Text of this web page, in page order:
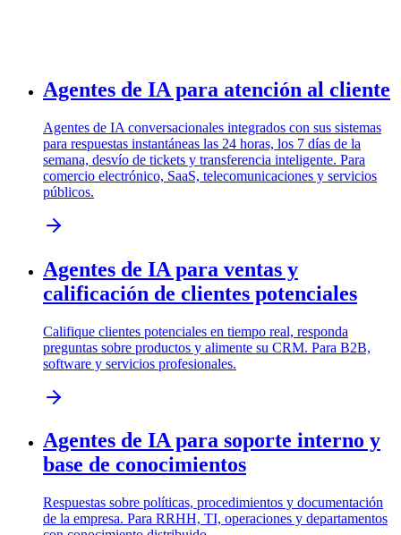
Agentes de IA para atención al cliente
Agentes de IA conversacionales integrados con sus sistemas
para respuestas instantáneas las 24 horas, los 7 días de la
semana, desvío de tickets y transferencia inteligente. Para
comercio electrónico, SaaS, telecomunicaciones y servicios
públicos.
Agentes de IA para ventas y
calificación de clientes potenciales
Califique clientes potenciales en tiempo real, responda
preguntas sobre productos y alimente su CRM. Para B2B,
software y servicios profesionales.
Agentes de IA para soporte interno y
base de conocimientos
Respuestas sobre políticas, procedimientos y documentación
de la empresa. Para RRHH, TI, operaciones y departamentos